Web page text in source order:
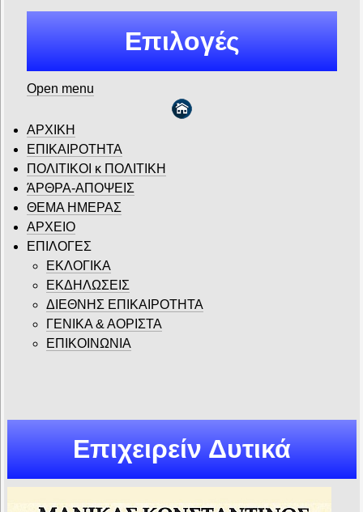
Επιλογές
Open menu
ΑΡΧΙΚΗ
ΕΠΙΚΑΙΡΟΤΗΤΑ
ΠΟΛΙΤΙΚΟΙ κ ΠΟΛΙΤΙΚΗ
ΆΡΘΡΑ-ΑΠΟΨΕΙΣ
ΘΕΜΑ ΗΜΕΡΑΣ
ΑΡΧΕΙΟ
ΕΠΙΛΟΓΕΣ
ΕΚΛΟΓΙΚΑ
ΕΚΔΗΛΩΣΕΙΣ
ΔΙΕΘΝΗΣ ΕΠΙΚΑΙΡΟΤΗΤΑ
ΓΕΝΙΚΑ & ΑΟΡΙΣΤΑ
ΕΠΙΚΟΙΝΩΝΙΑ
Επιχειρείν Δυτικά